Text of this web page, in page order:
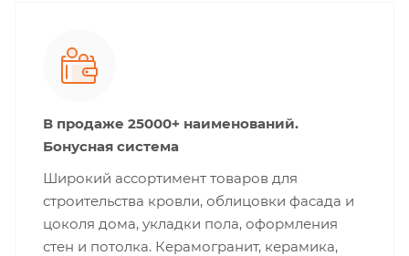
В продаже 25000+ наименований.
Бонусная система
Широкий ассортимент товаров для
строительства кровли, облицовки фасада и
цоколя дома, укладки пола, оформления
стен и потолка. Керамогранит, керамика,